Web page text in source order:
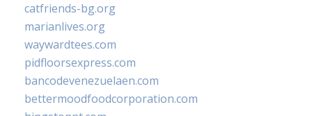
catfriends-bg.org
marianlives.org
waywardtees.com
pidfloorsexpress.com
bancodevenezuelaen.com
bettermoodfoodcorporation.com